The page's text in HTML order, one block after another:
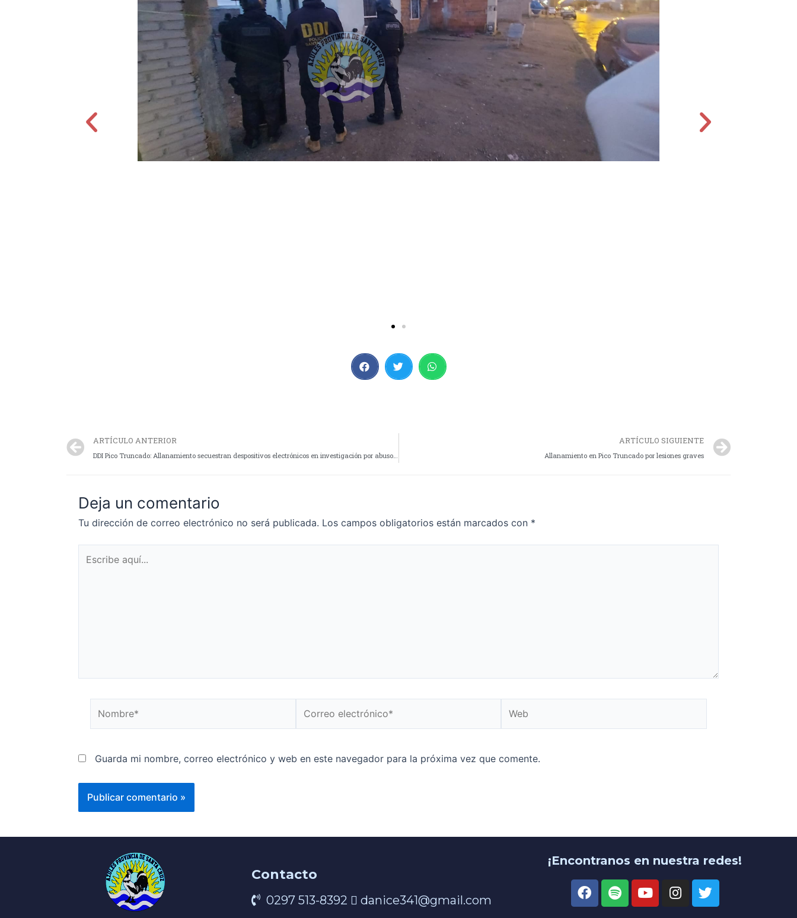
ARTÍCULO ANTERIOR
DDI Pico Truncado: Allanamiento secuestran despositivos electrónicos en investigación por abuso sexual
ARTÍCULO SIGUIENTE
Allanamiento en Pico Truncado por lesiones graves
Deja un comentario
Tu dirección de correo electrónico no será publicada. Los campos obligatorios están marcados con *
Guarda mi nombre, correo electrónico y web en este navegador para la próxima vez que comente.
Contacto
0297 513-8392 danice341@gmail.com
¡Encontranos en nuestra redes!